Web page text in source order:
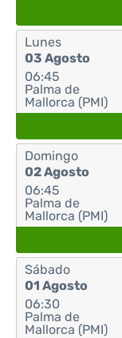
Lunes
03 Agosto
06:45
Palma de
Mallorca (PMI)
Domingo
02 Agosto
06:45
Palma de
Mallorca (PMI)
Sábado
01 Agosto
06:30
Palma de
Mallorca (PMI)